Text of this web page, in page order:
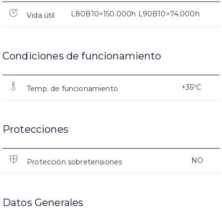
Vida útil L80B10>150.000h L90B10>74.000h
Condiciones de funcionamiento
Temp. de funcionamiento +35ºC
Protecciones
Protección sobretensiones NO
Datos Generales